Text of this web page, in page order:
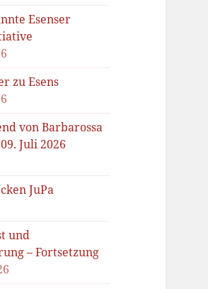
Esenser
zu Esens
von Barbarossa
Juli 2026
JuPa
und
– Fortsetzung